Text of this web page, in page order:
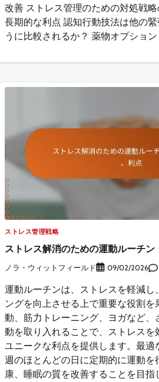
改善 ストレス管理のための対処戦
長期的な利点 認知行動技法は他の
うに比較されるか？ 薬物オプショ
ストレス管理戦略
ストレス解消のための運動ルーチン
ノラ・ウィットフィールド 09/02/2026
運動ルーチンは、ストレスを軽減し
ングを向上させる上で重要な役割を
動、筋力トレーニング、ヨガなど
動を取り入れることで、ストレス
ユニークな利点を提供します。最適
週のほとんどの日に定期的に運動を
康、睡眠の質を改善することを目指